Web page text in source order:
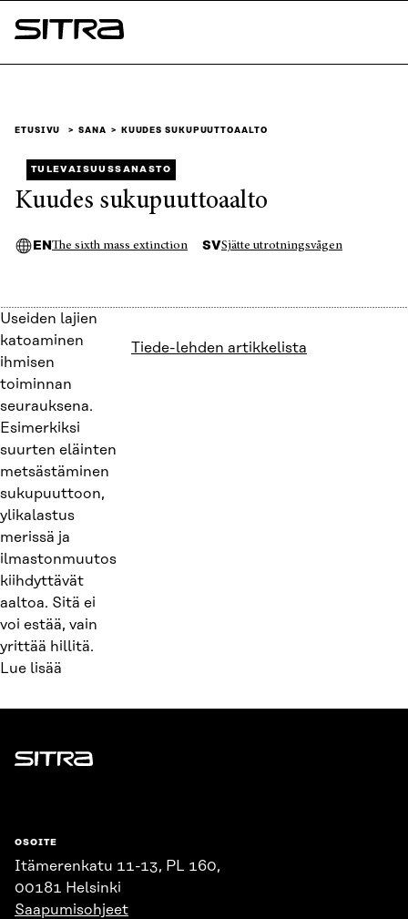
Siirry
suoraan
Sitra
ETUSIVU SANA KUUDES SUKUPUUTTOAALTO
TULEVAISUUSSANASTO
Kuudes sukupuuttoaalto
EN The sixth mass extinction SVSjätte utrotningsvågen
Useiden lajien
katoaminen
ihmisen
toiminnan
seurauksena.
Esimerkiksi
suurten eläinten
metsästäminen
sukupuuttoon,
ylikalastus
merissä ja
ilmastonmuutos
kiihdyttävät
aaltoa. Sitä ei
voi estää, vain
yrittää hillitä.
Lue lisää
Tiede-lehden artikkelista
Sitra
OSOITE
Itämerenkatu 11-13, PL 160,
00181 Helsinki
Saapumisohjeet